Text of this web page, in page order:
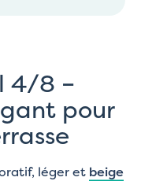
4/8 –
pour
léger et beige